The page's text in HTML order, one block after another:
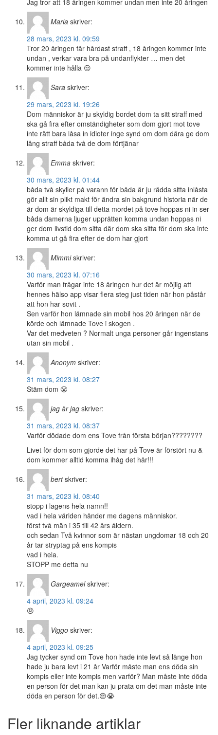
Jag tror att 18 åringen kommer undan men inte 20 åringen
Maria skriver:
28 mars, 2023 kl. 09:59
Tror 20 åringen får hårdast straff , 18 åringen kommer inte
undan , verkar vara bra på undanflykter … men det
kommer inte hålla 😔
Sara skriver:
29 mars, 2023 kl. 19:26
Dom människor är ju skyldig bordet dom ta sitt straff med
ska gå fira efter omständigheter som dom gjort mot tove
inte rätt bara låsa in idioter inge synd om dom dära ge dom
lång straff båda två de dom förtjänar
Emma skriver:
30 mars, 2023 kl. 01:44
båda två skyller på varann för båda är ju rädda sitta inlåsta
gör allt sin plikt makt för ändra sin bakgrund historia när de
är dom är skyldiga till detta mordet på tove hoppas ni in ser
båda damerna ljuger upprätten komma undan hoppas ni
ger dom livstid dom sitta där dom ska sitta för dom ska inte
komma ut gå fira efter de dom har gjort
Mimmi skriver:
30 mars, 2023 kl. 07:16
Varför man frågar inte 18 åringen hur det är möjlig att
hennes hälso app visar flera steg just tiden när hon påstår
att hon har sovit .
Sen varför hon lämnade sin mobil hos 20 åringen när de
körde och lämnade Tove i skogen .
Var det medveten ? Normalt unga personer går ingenstans
utan sin mobil .
Anonym skriver:
31 mars, 2023 kl. 08:27
Stäm dom 😤
jag är jag skriver:
31 mars, 2023 kl. 08:37
Varför dödade dom ens Tove från första början????????
Livet för dom som gjorde det har på Tove är förstört nu &
dom kommer alltid komma ihåg det här!!!
bert skriver:
31 mars, 2023 kl. 08:40
stopp i lagens hela namn!!
vad i hela världen händer me dagens människor.
först två män i 35 till 42 års åldern.
och sedan Två kvinnor som är nästan ungdomar 18 och 20
år tar stryptag på ens kompis
vad i hela.
STOPP me detta nu
Gargeamel skriver:
4 april, 2023 kl. 09:24
😠
Viggo skriver:
4 april, 2023 kl. 09:25
Jag tycker synd om Tove hon hade inte levt så länge hon
hade ju bara levt i 21 år Varför måste man ens döda sin
kompis eller inte kompis men varför? Man måste inte döda
en person för det man kan ju prata om det man måste inte
döda en person för det.😔😭
Fler liknande artiklar